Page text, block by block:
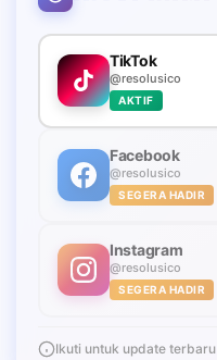
TikTok
@resolusico
AKTIF
Facebook
@resolusico
SEGERA HADIR
Instagram
@resolusico
SEGERA HADIR
Ikuti untuk update terbaru